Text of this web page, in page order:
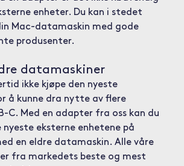
enheter. Du kan i stedet
Mac-datamaskin med gode
produsenter.
datamaskiner
ikke kjøpe den nyeste
å kunne dra nytte av flere
C. Med en adapter fra oss kan du
nyeste eksterne enhetene på
en eldre datamaskin. Alle våre
fra markedets beste og mest